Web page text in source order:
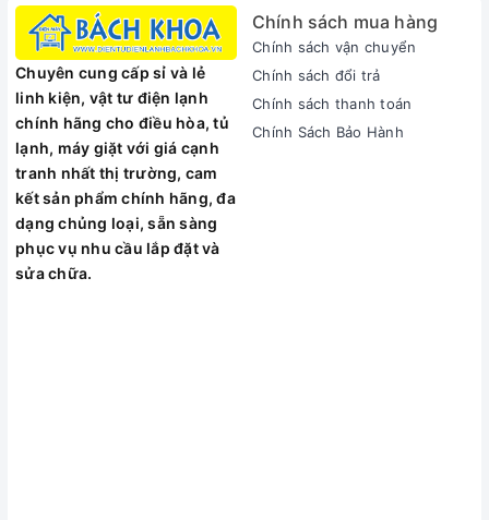
tẩy rửa được sản xuất theo phương thức đặc biệt nhằm đối
phó với những vết bẩn cứng đầu nhất, sản phẩm có thể
đánh bay mọi vết bẩn lâu ngày giúp cho mặt bồn tắm luôn
sạch sẽ, trắng sáng không tì vết.
Với công thức mạnh mẽ có trong sản phẩm giúp loại bỏ cặn
vôi phèn, cặn xà phòng và các vết ố… mà bạn không cần
phải tốn nhiều thời gian cọ rửa nhiều, mang lại hương thơm
dịu mát cho nhà tắm của bạn.
Sản phẩm chuyên dụng cho việc vệ sinh bồn tắm, bồn rửa,
vòi nước, sàn lát gạch men, vòi tắm, sàn lát crôm và các bề
mặt cứng khác như: đá granite, kiếng và đồ sứ vệ sinh.
Chuyên cung cấp sỉ và lẻ
linh kiện, vật tư điện lạnh
chính hãng cho điều hòa, tủ
lạnh, máy giặt với giá cạnh
tranh nhất thị trường, cam
kết sản phẩm chính hãng, đa
dạng chủng loại, sẵn sàng
phục vụ nhu cầu lắp đặt và
sửa chữa.
Chính sách mua hàng
Chính sách vận chuyển
Chính sách đổi trả
Chính sách thanh toán
Chính Sách Bảo Hành